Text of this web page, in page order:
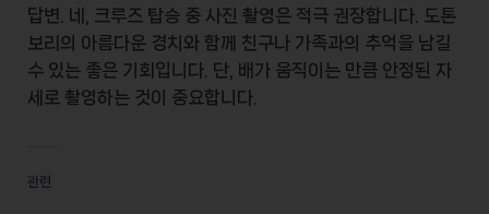
답변. 네, 크루즈 탑승 중 사진 촬영은 적극 권장합니다.
도톤
보리의 아름다운 경치 와 함께 친구나 가족과의 추억을 남길
수 있는 좋은 기회입니다. 단, 배가 움직이는 만큼 안정된 자
세로 촬영하는 것이 중요합니다.
관련